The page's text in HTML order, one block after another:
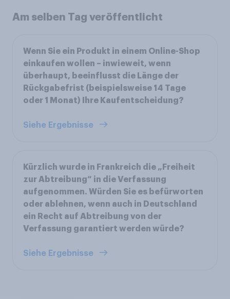
Am selben Tag veröffentlicht
Wenn Sie ein Produkt in einem Online-Shop
einkaufen wollen – inwieweit, wenn
überhaupt, beeinflusst die Länge der
Rückgabefrist (beispielsweise 14 Tage
oder 1 Monat) Ihre Kaufentscheidung?
Siehe Ergebnisse
Kürzlich wurde in Frankreich die „Freiheit
zur Abtreibung“ in die Verfassung
aufgenommen. Würden Sie es befürworten
oder ablehnen, wenn auch in Deutschland
ein Recht auf Abtreibung von der
Verfassung garantiert werden würde?
Siehe Ergebnisse